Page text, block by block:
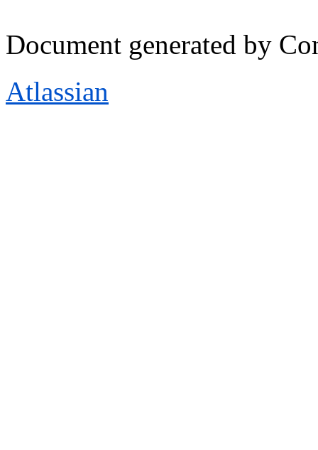
Document generated by
Atlassian